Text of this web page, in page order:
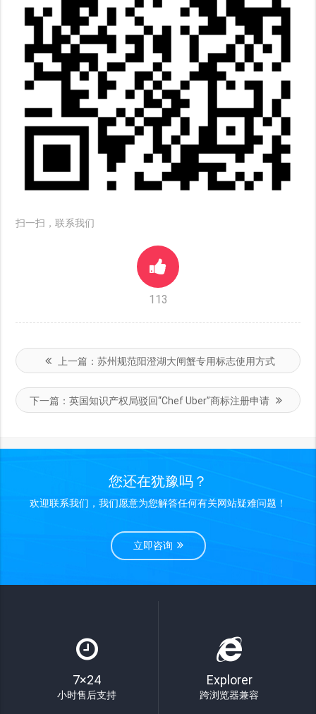
扫一扫，联系我们
113
上一篇： 苏州规范阳澄湖大闸蟹专用标志使用方式
下一篇：英国知识产权局驳回“Chef Uber”商标注册申请
您还在犹豫吗？
欢迎联系我们，我们愿意为您解答任何有关网站疑难问题！
立即咨询
7×24
小时售后支持
Explorer
跨浏览器兼容